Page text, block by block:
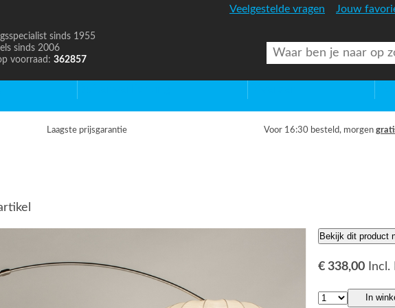
Veelgestelde vragen Jouw
sinds 1955
sinds 2006
voorraad: 362857
Laagste prijsgarantie Voor 16:30 besteld, morgen
Bekijk dit product
€ 338,00
In